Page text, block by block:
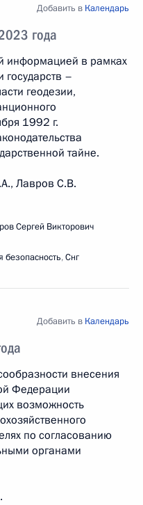
года
Добавить в Календарь
информацией в рамках
–
геодезии,
1992 г.
тайне.
Лавров С.В.
Сергей Викторович
безопасность,Снг
Добавить в Календарь
внесения
Федерации
возможность
по согласованию
органами